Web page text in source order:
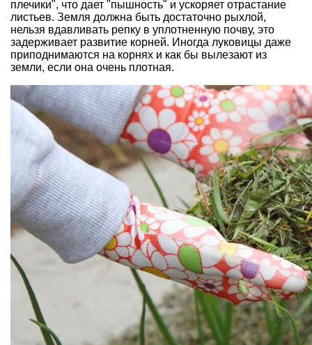
плечики", что дает "пышность" и ускоряет отрастание
листьев. Земля должна быть достаточно рыхлой,
нельзя вдавливать репку в уплотненную почву, это
задерживает развитие корней. Иногда луковицы даже
приподнимаются на корнях и как бы вылезают из
земли, если она очень плотная.